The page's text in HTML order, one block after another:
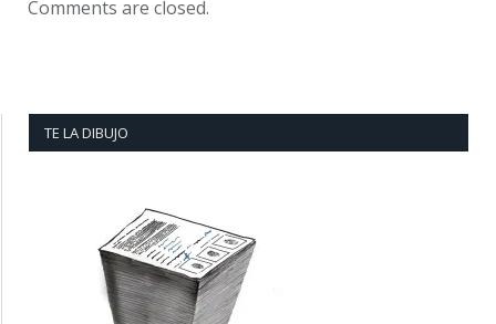
Comments are closed.
TE LA DIBUJO